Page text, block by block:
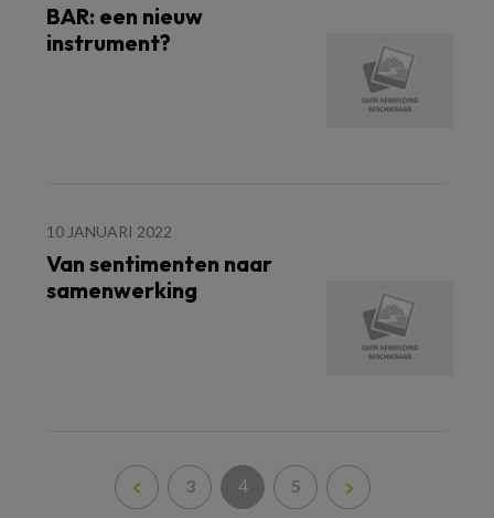
BAR: een nieuw
instrument?
10 JANUARI 2022
Van sentimenten naar
samenwerking
3 4 5